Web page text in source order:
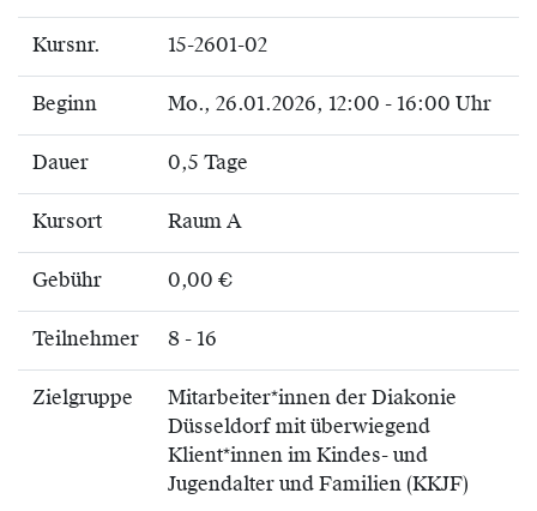
Kursnr. 15-2601-02
Beginn Mo., 26.01.2026, 12:00 - 16:00 Uhr
Dauer 0,5 Tage
Kursort Raum A
Gebühr 0,00 €
Teilnehmer 8 - 16
Zielgruppe
Mitarbeiter*innen der Diakonie
Düsseldorf mit überwiegend
Klient*innen im Kindes- und
Jugendalter und Familien (KKJF)